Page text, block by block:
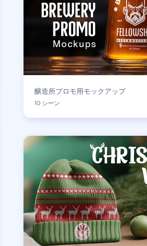
醸造所プロモ用モックアップ
10 シーン